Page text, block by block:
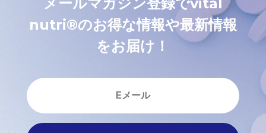
nutri®のお得な情報や最新情報
をお届け！